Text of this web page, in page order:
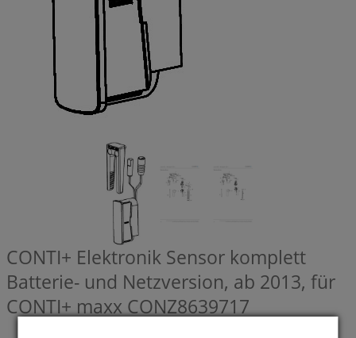
CONTI+ Elektronik Sensor komplett
Batterie- und Netzversion, ab 2013, für
CONTI+ maxx CONZ8639717